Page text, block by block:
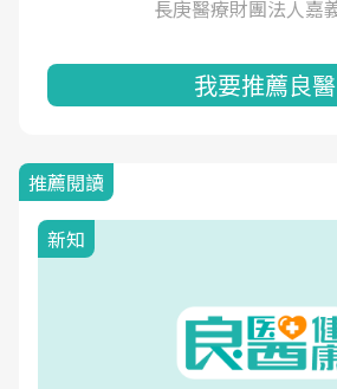
我要推薦良醫
推薦閱讀
新知